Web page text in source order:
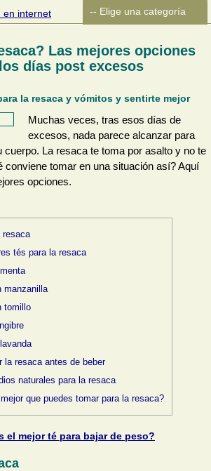
Las mejores opciones
días post excesos
la resaca y vómitos y sentirte mejor
Muchas veces, tras esos días de
excesos, nada parece alcanzar para
cuerpo. La resaca te toma por asalto y no te
conviene tomar en una situación así? Aquí
opciones.
resaca
tés para la resaca
manzanilla
tomillo
la resaca antes de beber
naturales para la resaca
que puedes tomar para la resaca?
el mejor té para bajar de peso?